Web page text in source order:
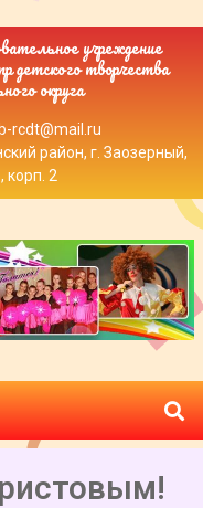
учреждение
детского творчества
округа
rcdt@mail.ru
район, г. Заозерный,
корп. 2